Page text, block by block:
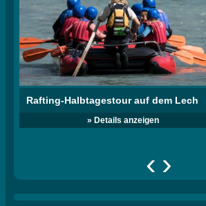
Rafting-Halbtagestour auf dem Lech
» Details anzeigen
‹ ›